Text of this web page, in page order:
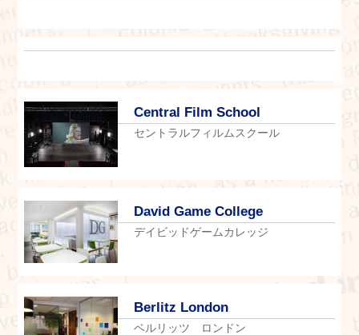
Central Film School
セントラルフィルムスクール
David Game College
デイビッドゲームカレッジ
Berlitz London
ベルリッツ ロンドン